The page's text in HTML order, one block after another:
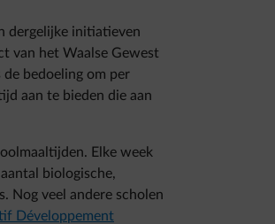
dergelijke initiatieven
van het Waalse Gewest
bedoeling om per
aan te bieden die aan
Elke week
biologische,
Nog veel andere scholen
Développement